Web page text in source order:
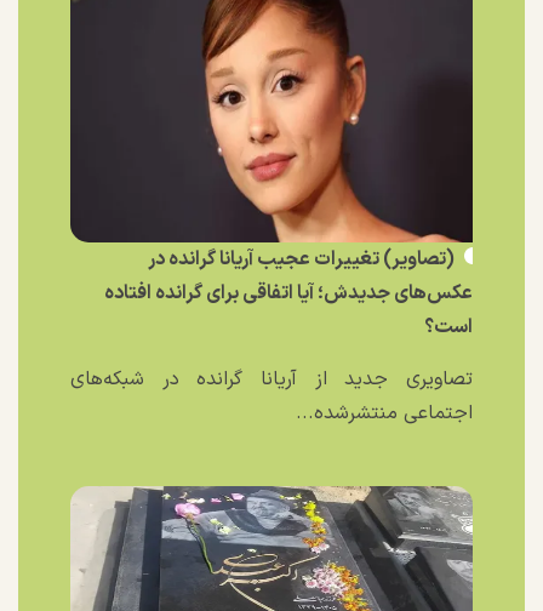
(تصاویر) تغییرات عجیب آریانا گرانده در
عکس‌های جدیدش؛ آیا اتفاقی برای گرانده افتاده
است؟
تصاویری جدید از آریانا گرانده در شبکه‌های
اجتماعی منتشرشده...